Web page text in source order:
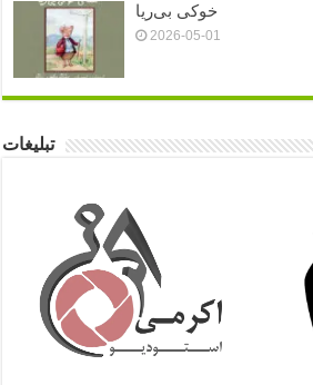
خوکی بی‌ریا
2026-05-01
تبلیغات